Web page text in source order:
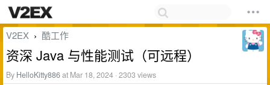
V2EX › 酷工作
资深 Java 与性能测试（可远程）
By HelloKitty886at Mar 18, 2024 · 2303 views